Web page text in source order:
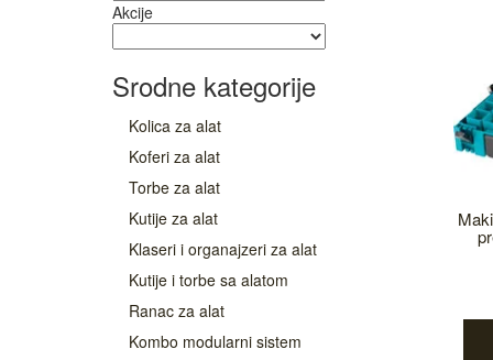
Akcije
Srodne kategorije
Kolica za alat
Koferi za alat
Torbe za alat
Kutije za alat
Klaseri i organajzeri za alat
Kutije i torbe sa alatom
Ranac za alat
Kombo modularni sistem